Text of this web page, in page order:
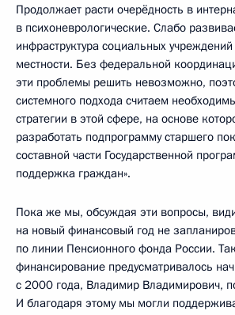
Продолжает расти очерёдность в
в психоневрологические. Слабо
инфраструктура социальных
местности. Без федеральной
эти проблемы решить невозможно,
системного подхода считаем
стратегии в этой сфере, на основе
разработать подпрограмму старшего
составной части Государственной
поддержка граждан».
Пока же мы, обсуждая эти вопросы,
на новый финансовый год не
по линии Пенсионного фонда России.
финансирование предусматривалось
с 2000 года, Владимир Владимирович,
И благодаря этому мы могли